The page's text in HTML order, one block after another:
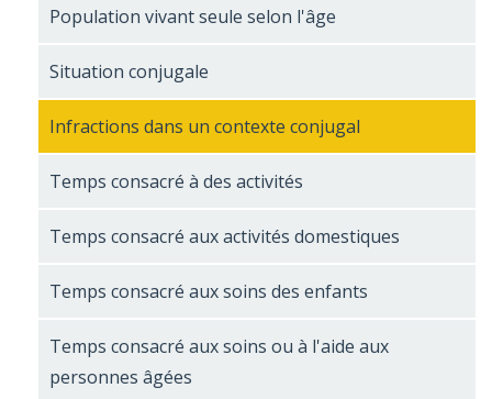
Population vivant seule selon l'âge
Situation conjugale
Infractions dans un contexte conjugal
Temps consacré à des activités
Temps consacré aux activités domestiques
Temps consacré aux soins des enfants
Temps consacré aux soins ou à l'aide aux
personnes âgées